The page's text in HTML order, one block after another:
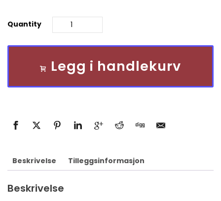
Quantity
Legg i handlekurv
Beskrivelse Tilleggsinformasjon
Beskrivelse